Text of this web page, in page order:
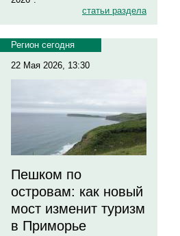
статьи раздела
Регион сегодня
22 Мая 2026, 13:30
Пешком по
островам: как новый
мост изменит туризм
в Приморье